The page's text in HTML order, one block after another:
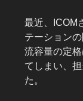
最近、ICOM
テーション
流容量の定
てしまい、
た。